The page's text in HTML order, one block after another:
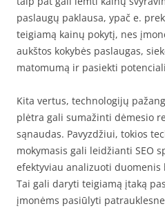
paslaugų paklausa, ypač e.
teigiamą kainų pokytį, nes
aukštos kokybės paslaugas,
matomumą ir pasiekti
Kita vertus, technologijų
plėtra gali sumažinti dėmesio
sąnaudas. Pavyzdžiui, tokios
mokymasis gali leidžianti SEO
efektyviau analizuoti
Tai gali daryti teigiamą įtaką
įmonėms pasiūlyti